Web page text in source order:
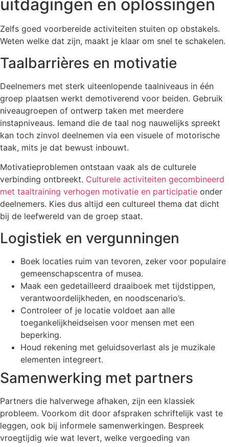
uitdagingen en oplossingen
Zelfs goed voorbereide activiteiten stuiten op obstakels.
Weten welke dat zijn, maakt je klaar om snel te schakelen.
Taalbarrières en motivatie
Deelnemers met sterk uiteenlopende taalniveaus in één
groep plaatsen werkt demotiverend voor beiden. Gebruik
niveaugroepen of ontwerp taken met meerdere
instapniveaus. Iemand die de taal nog nauwelijks spreekt
kan toch zinvol deelnemen via een visuele of motorische
taak, mits je dat bewust inbouwt.
Motivatieproblemen ontstaan vaak als de culturele
verbinding ontbreekt. Culturele activiteiten gecombineerd
met taaltraining verhogen motivatie en participatie onder
deelnemers. Kies dus altijd een cultureel thema dat dicht
bij de leefwereld van de groep staat.
Logistiek en vergunningen
Boek locaties ruim van tevoren, zeker voor populaire
gemeenschapscentra of musea.
Maak een gedetailleerd draaiboek met tijdstippen,
verantwoordelijkheden, en noodscenario’s.
Controleer of je locatie voldoet aan alle
toegankelijkheidseisen voor mensen met een
beperking.
Houd rekening met geluidsoverlast als je muzikale
elementen integreert.
Samenwerking met partners
Partners die halverwege afhaken, zijn een klassiek
probleem. Voorkom dit door afspraken schriftelijk vast te
leggen, ook bij informele samenwerkingen. Bespreek
vroegtijdig wie wat levert, welke vergoeding van